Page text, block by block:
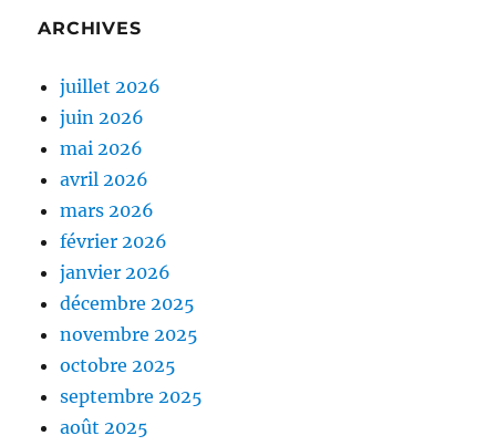
ARCHIVES
juillet 2026
juin 2026
mai 2026
avril 2026
mars 2026
février 2026
janvier 2026
décembre 2025
novembre 2025
octobre 2025
septembre 2025
août 2025